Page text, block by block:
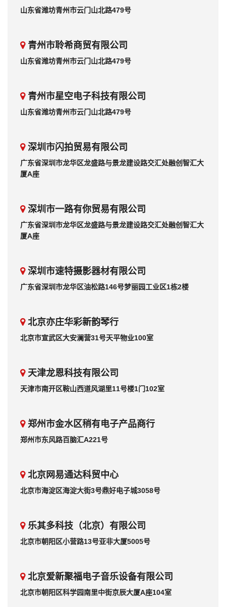
山东省潍坊青州市云门山北路479号
青州市聆希商贸有限公司
山东省潍坊青州市云门山北路479号
青州市星空电子科技有限公司
山东省潍坊青州市云门山北路479号
深圳市闪拍贸易有限公司
广东省深圳市龙华区龙盛路与景龙建设路交汇处融创智汇大
厦A座
深圳市一路有你贸易有限公司
广东省深圳市龙华区龙盛路与景龙建设路交汇处融创智汇大
厦A座
深圳市速特摄影器材有限公司
广东省深圳市龙华区油松路146号梦丽园工业区1栋2楼
北京亦庄华彩新韵琴行
北京市宣武区大安澜营31号天平物业100室
天津龙恩科技有限公司
天津市南开区鞍山西道风湖里11号楼1门102室
郑州市金水区稍有电子产品商行
郑州市东风路百脑汇A221号
北京网易通达科贸中心
北京市海淀区海淀大街3号鼎好电子城3058号
乐其多科技（北京）有限公司
北京市朝阳区小营路13号亚非大厦5005号
北京爱新聚福电子音乐设备有限公司
北京市朝阳区科学园南里中街京辰大厦A座104室